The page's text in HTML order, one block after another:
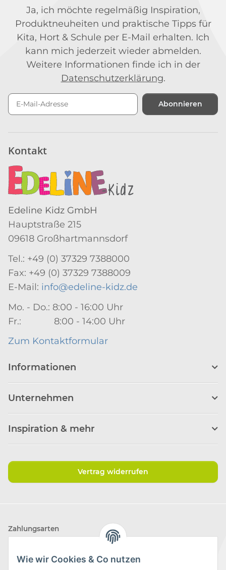
Wie wir Cookies & Co nutzen
Ja, ich möchte regelmäßig Inspiration,
Produktneuheiten und praktische Tipps für
Kita, Hort & Schule per E-Mail erhalten. Ich
kann mich jederzeit wieder abmelden.
Weitere Informationen finde ich in der
Datenschutzerklärung.
Abonnieren
Kontakt
Edeline Kidz GmbH
Hauptstraße 215
09618 Großhartmannsdorf
Tel.: +49 (0) 37329 7388000
Fax: +49 (0) 37329 7388009
E-Mail: info@edeline-kidz.de
Mo. - Do.: 8:00 - 16:00 Uhr
Fr.: 8:00 - 14:00 Uhr
Zum Kontaktformular
Informationen
Unternehmen
Inspiration & mehr
Vertrag widerrufen
Zahlungsarten